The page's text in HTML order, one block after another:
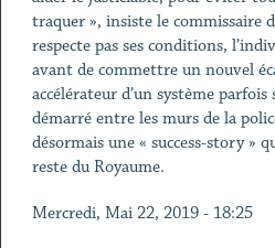
traquer », insiste le commissaire
respecte pas ses conditions,
avant de commettre un nouvel
accélérateur d’un système parfois
démarré entre les murs de la
désormais une « success-story »
reste du Royaume.
Mercredi, Mai 22, 2019 - 18:25